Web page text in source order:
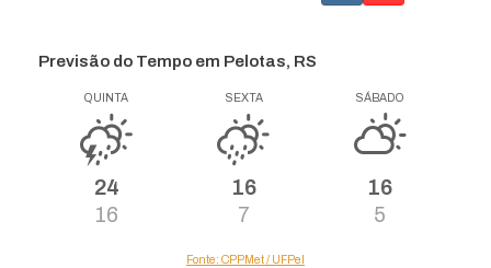
Previsão do Tempo em Pelotas, RS
QUINTA
24
16
SEXTA
16
7
SÁBADO
16
5
Fonte: CPPMet / UFPel